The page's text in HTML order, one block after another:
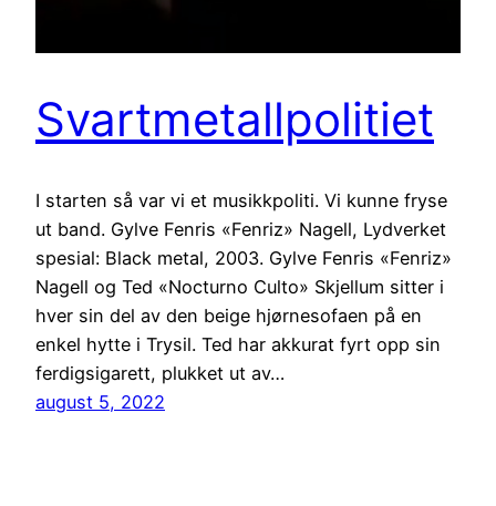
Svartmetallpolitiet
I starten så var vi et musikkpoliti. Vi kunne fryse
ut band. Gylve Fenris «Fenriz» Nagell, Lydverket
spesial: Black metal, 2003. Gylve Fenris «Fenriz»
Nagell og Ted «Nocturno Culto» Skjellum sitter i
hver sin del av den beige hjørnesofaen på en
enkel hytte i Trysil. Ted har akkurat fyrt opp sin
ferdigsigarett, plukket ut av…
august 5, 2022